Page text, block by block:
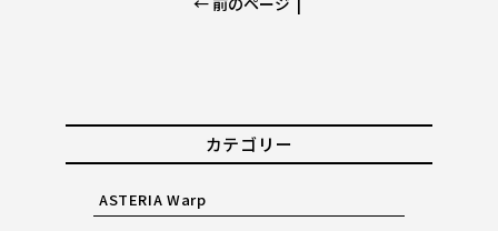
カテゴリー
ASTERIA Warp